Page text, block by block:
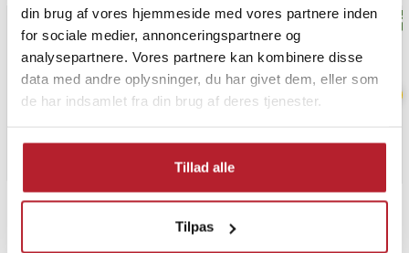
din brug af vores hjemmeside med vores partnere inden
for sociale medier, annonceringspartnere og
analysepartnere. Vores partnere kan kombinere disse
data med andre oplysninger, du har givet dem, eller som
de har indsamlet fra din brug af deres tjenester.
Tillad alle
Tilpas
PRISGARANTI